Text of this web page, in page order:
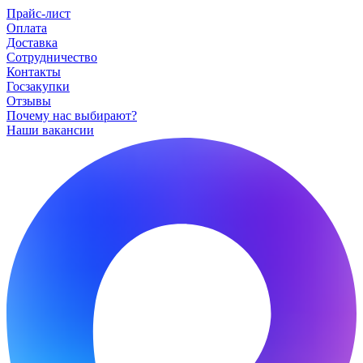
Прайс-лист
Оплата
Доставка
Сотрудничество
Контакты
Госзакупки
Отзывы
Почему нас выбирают?
Наши вакансии